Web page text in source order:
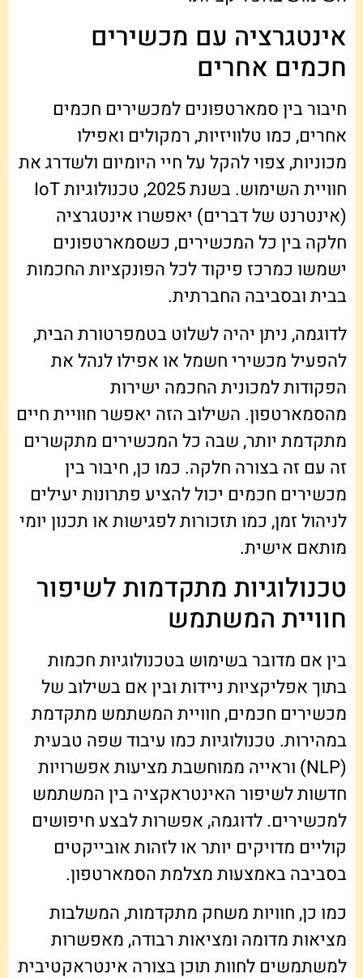
אינטגרציה עם מכשירים
חכמים אחרים
חיבור בין סמארטפונים למכשירים חכמים
אחרים, כמו טלוויזיות, רמקולים ואפילו
מכוניות, צפוי להקל על חיי היומיום ולשדרג את
חוויית השימוש. בשנת 2025, טכנולוגיות IoT
(אינטרנט של דברים) יאפשרו אינטגרציה
חלקה בין כל המכשירים, כשסמארטפונים
ישמשו כמרכז פיקוד לכל הפונקציות החכמות
בבית ובסביבה החברתית.
לדוגמה, ניתן יהיה לשלוט בטמפרטורת הבית,
להפעיל מכשירי חשמל או אפילו לנהל את
הפקודות למכונית החכמה ישירות
מהסמארטפון. השילוב הזה יאפשר חוויית חיים
מתקדמת יותר, שבה כל המכשירים מתקשרים
זה עם זה בצורה חלקה. כמו כן, חיבור בין
מכשירים חכמים יכול להציע פתרונות יעילים
לניהול זמן, כמו תזכורות לפגישות או תכנון יומי
מותאם אישית.
טכנולוגיות מתקדמות לשיפור
חוויית המשתמש
בין אם מדובר בשימוש בטכנולוגיות חכמות
בתוך אפליקציות ניידות ובין אם בשילוב של
מכשירים חכמים, חוויית המשתמש מתקדמת
במהירות. טכנולוגיות כמו עיבוד שפה טבעית
(NLP) וראייה ממוחשבת מציעות אפשרויות
חדשות לשיפור האינטראקציה בין המשתמש
למכשירים. לדוגמה, אפשרות לבצע חיפושים
קוליים מדויקים יותר או לזהות אובייקטים
בסביבה באמצעות מצלמת הסמארטפון.
כמו כן, חוויות משחק מתקדמות, המשלבות
מציאות מדומה ומציאות רבודה, מאפשרות
למשתמשים לחוות תוכן בצורה אינטראקטיבית